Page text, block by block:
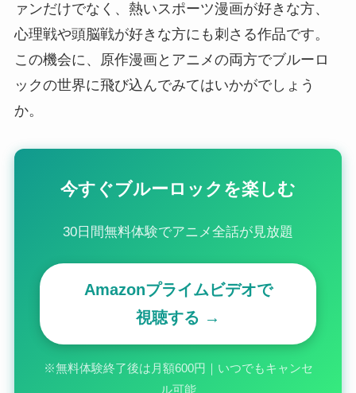
ァンだけでなく、熱いスポーツ漫画が好きな方、
心理戦や頭脳戦が好きな方にも刺さる作品です。
この機会に、原作漫画とアニメの両方でブルーロ
ックの世界に飛び込んでみてはいかがでしょう
か。
今すぐブルーロックを楽しむ
30日間無料体験でアニメ全話が見放題
Amazonプライムビデオで
視聴する →
※無料体験終了後は月額600円｜いつでもキャンセ
ル可能